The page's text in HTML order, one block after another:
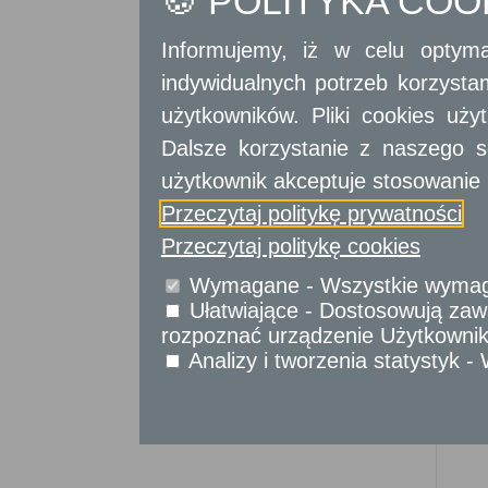
Sprawy komunikacyjne
Udostępnianie informacji publicznej
Urząd Stanu Cywilnego
Usługi
dla przedsiębiorców
Usługi
dla instytucji,
urzędów
Informujemy, iż w celu
indywidualnych potrzeb
użytkowników. Pliki cookies
Dalsze korzystanie z naszego
użytkownik akceptuje stosowanie
Przeczytaj politykę prywatności
Przeczytaj politykę cookies
Wymagane - Wszystkie
Ułatwiające - Dostosowują
rozpoznać urządzenie
Analizy i tworzenia statystyk -